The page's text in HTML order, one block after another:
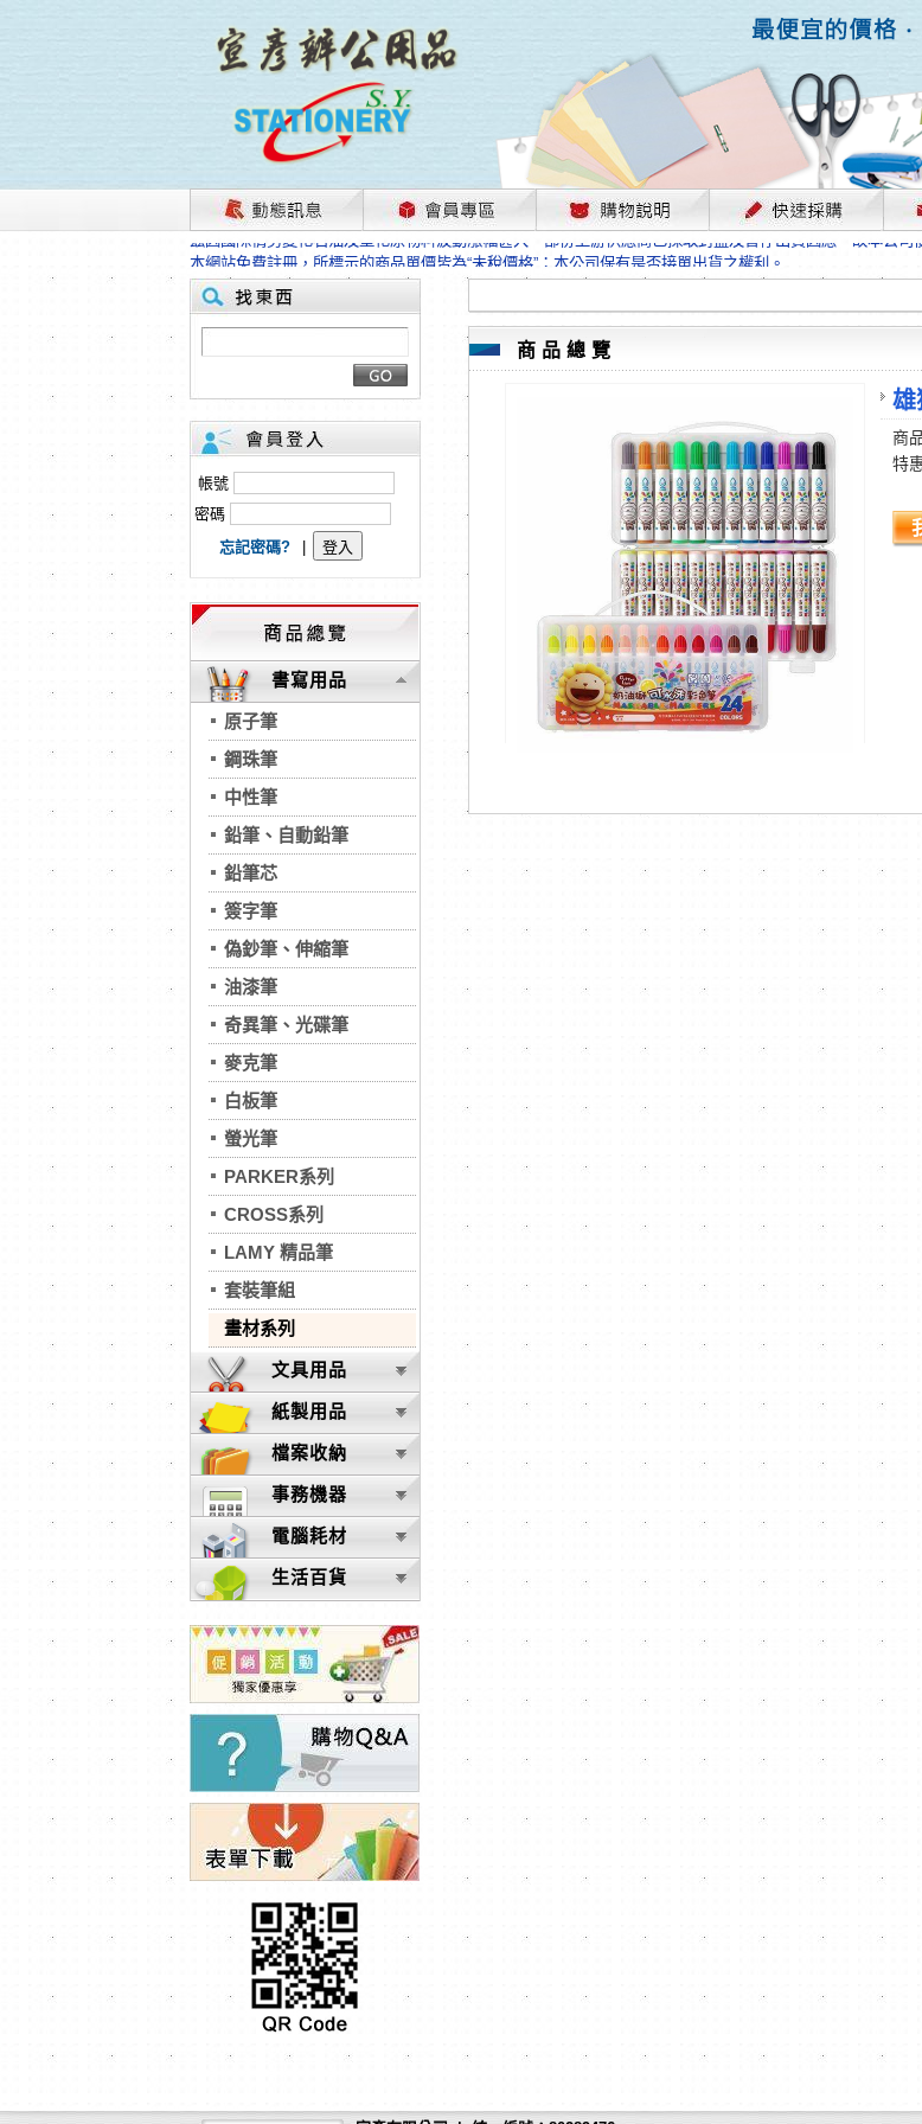
茲因國際情勢變化石油及塑化原物料波動漲幅甚大，部份上游供應商已採取封盤及暫停出貨因應，故本公
本網站免費註冊，所標示的商品單價皆為“未稅價格”；本公司保有是否接單出貨之權利。
HP、EPSON、CANON原廠耗材價格浮動，下單前請先跟客服人員確認最新單價！
本網站免費註冊，所標示的商品單價皆為“未稅價格”；本公司保有是否接單出貨之權利。
匯款客戶請注意！因商品繁複來不及發現短缺，遂待客服人員跟您確認訂單無誤時再行匯款，避免後緒問題
本網站免費註冊，所標示的商品單價皆為“未稅價格”；本公司保有是否接單出貨之權利。
茲因國際情勢變化石油及塑化原物料波動漲幅甚大，部份上游供應商已採取封盤及暫停出貨因應，故本公
本網站免費註冊，所標示的商品單價皆為“未稅價格”；本公司保有是否接單出貨之權利。
HP、EPSON、CANON原廠耗材價格浮動，下單前請先跟客服人員確認最新單價！
本網站免費註冊，所標示的商品單價皆為“未稅價格”；本公司保有是否接單出貨之權利。
匯款客戶請注意！因商品繁複來不及發現短缺，遂待客服人員跟您確認訂單無誤時再行匯款，避免後緒問題
本網站免費註冊，所標示的商品單價皆為“未稅價格”；本公司保有是否接單出貨之權利。
帳號
密碼
忘記密碼?
書寫用品
原子筆
鋼珠筆
中性筆
鉛筆、自動鉛筆
鉛筆芯
簽字筆
偽鈔筆、伸縮筆
油漆筆
奇異筆、光碟筆
麥克筆
白板筆
螢光筆
PARKER系列
CROSS系列
LAMY 精品筆
套裝筆組
畫材系列
文具用品
紙製用品
檔案收納
事務機器
電腦耗材
生活百貨
商品總覽
雄
商
特